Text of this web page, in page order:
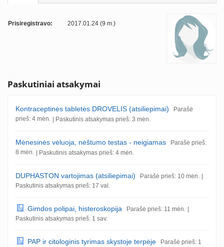
Prisiregistravo: 2017.01.24 (9 m.)
Paskutiniai atsakymai
Kontraceptinės tabletės DROVELIS (atsiliepimai) Parašė
prieš: 4 mėn. | Paskutinis atsakymas prieš: 3 mėn.
Mėnesinės vėluoja, nėštumo testas - neigiamas Parašė prieš:
8 mėn. | Paskutinis atsakymas prieš: 4 mėn.
DUPHASTON vartojimas (atsiliepimai) Parašė prieš: 10 mėn.
Paskutinis atsakymas prieš: 17 val.
Gimdos polipai, histeroskopija Parašė prieš: 11 mėn.
Paskutinis atsakymas prieš: 1 sav.
PAP ir citologinis tyrimas skystoje terpėje Parašė prieš: 1